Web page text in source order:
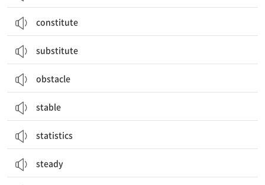
constitute
substitute
obstacle
stable
statistics
steady